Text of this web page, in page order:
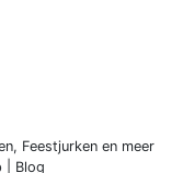
, Feestjurken en meer
Blog